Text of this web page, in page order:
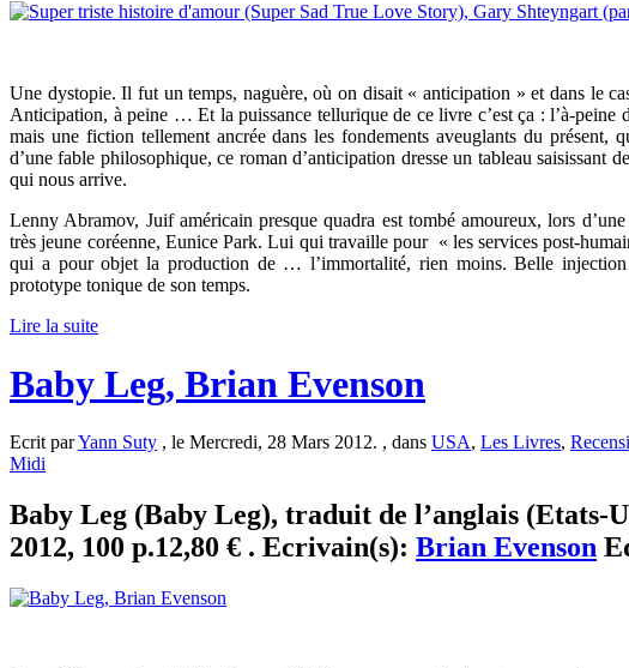
Une dystopie. Il fut un temps, naguère, où on disait « anticipation » et dans le
Anticipation, à peine … Et la puissance tellurique de ce livre c’est ça : l’à-peine
mais une fiction tellement ancrée dans les fondements aveuglants du présent,
d’une fable philosophique, ce roman d’anticipation dresse un tableau saisissant
qui nous arrive.
Lenny Abramov, Juif américain presque quadra est tombé amoureux, lors
très jeune coréenne, Eunice Park. Lui qui travaille pour « les services post-
qui a pour objet la production de … l’immortalité, rien moins. Belle
prototype tonique de son temps.
Lire la suite
Baby Leg, Brian Evenson
Ecrit parYann Suty , le Mercredi, 28 Mars 2012. , dans USA, Les Livres,
Midi
Baby Leg (Baby Leg), traduit de l’anglais (Etats-
2012, 100 p.12,80 € . Ecrivain(s): Brian Evenson